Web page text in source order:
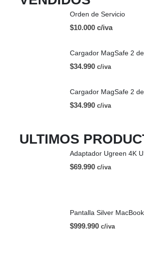
Orden de Servicio
$10.000 c/iva
$34.990 c/iva
$34.990 c/iva
ULTIMOS
$69.990 c/iva
$999.990 c/iva